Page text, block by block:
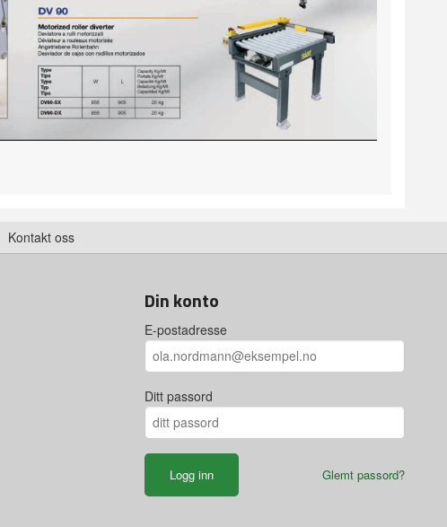
Kontakt oss
Din konto
E-postadresse
Ditt passord
Glemt passord?